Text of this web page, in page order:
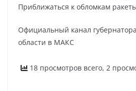
Приближаться к обломкам
Официальный канал
области в МАКС
18 просмотров всего, 2